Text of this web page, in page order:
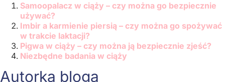
Samoopalacz w ciąży – czy można go bezpiecznie
używać?
Imbir a karmienie piersią – czy można go spożywać
w trakcie laktacji?
Pigwa w ciąży – czy można ją bezpiecznie zjeść?
Niezbędne badania w ciąży
Autorka bloga